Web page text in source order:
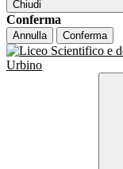
Chiudi
Conferma
Annulla Conferma